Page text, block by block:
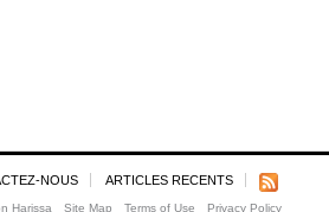
NOUS ARTICLES RECENTS
Harissa Site Map Terms of Use Privacy Policy